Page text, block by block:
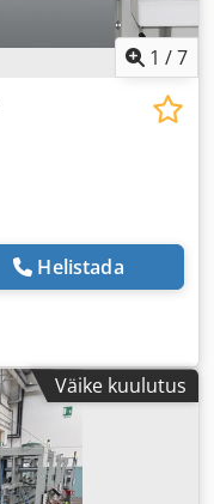
1 /7
Helistada
Väike kuulutus